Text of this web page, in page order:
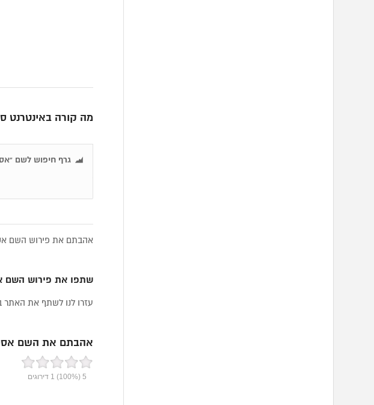
מה קורה באינטרנט
גרף חיפוש לשם
אהבתם את פירוש השם
שתפו את פירוש השם
עזרו לנו לשתף את
אהבתם את השם
5
(100%)
1 דירוגים